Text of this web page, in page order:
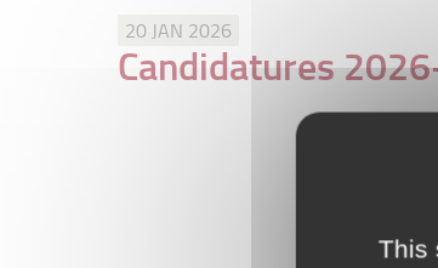
20 JAN 2026
Candidatures
This